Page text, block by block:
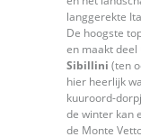
langgerekte
De hoogste
en maakt deel
Sibillini (ten
hier heerlijk
kuuroord-
de winter kan
de Monte